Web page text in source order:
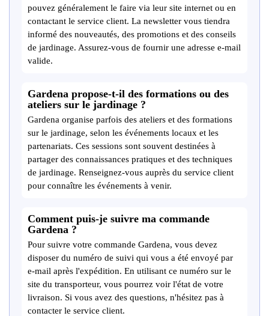
pouvez généralement le faire via leur site internet ou en
contactant le service client. La newsletter vous tiendra
informé des nouveautés, des promotions et des conseils
de jardinage. Assurez-vous de fournir une adresse e-mail
valide.
Gardena propose-t-il des formations ou des
ateliers sur le jardinage ?
Gardena organise parfois des ateliers et des formations
sur le jardinage, selon les événements locaux et les
partenariats. Ces sessions sont souvent destinées à
partager des connaissances pratiques et des techniques
de jardinage. Renseignez-vous auprès du service client
pour connaître les événements à venir.
Comment puis-je suivre ma commande
Gardena ?
Pour suivre votre commande Gardena, vous devez
disposer du numéro de suivi qui vous a été envoyé par
e-mail après l'expédition. En utilisant ce numéro sur le
site du transporteur, vous pourrez voir l'état de votre
livraison. Si vous avez des questions, n'hésitez pas à
contacter le service client.